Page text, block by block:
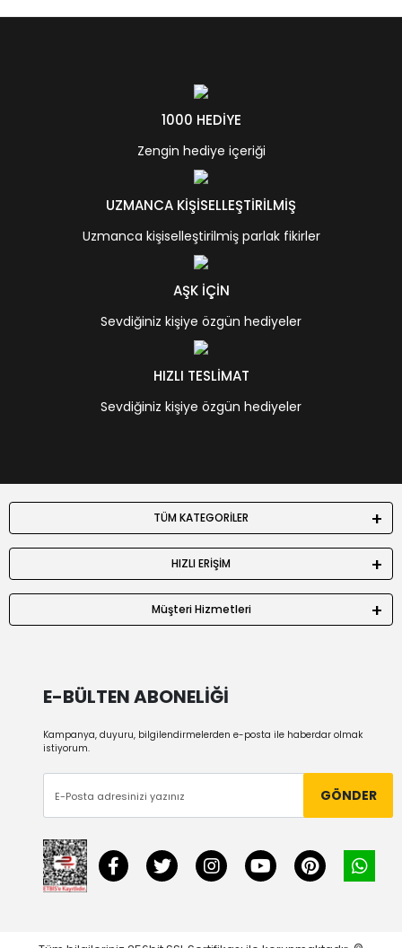
1000 HEDİYE
Zengin hediye içeriği
UZMANCA KİŞİSELLEŞTİRİLMİŞ
Uzmanca kişiselleştirilmiş parlak fikirler
AŞK İÇİN
Sevdiğiniz kişiye özgün hediyeler
HIZLI TESLİMAT
Sevdiğiniz kişiye özgün hediyeler
TÜM KATEGORİLER
HIZLI ERİŞİM
Müşteri Hizmetleri
E-BÜLTEN ABONELİĞİ
Kampanya, duyuru, bilgilendirmelerden e-posta ile haberdar olmak
istiyorum.
GÖNDER